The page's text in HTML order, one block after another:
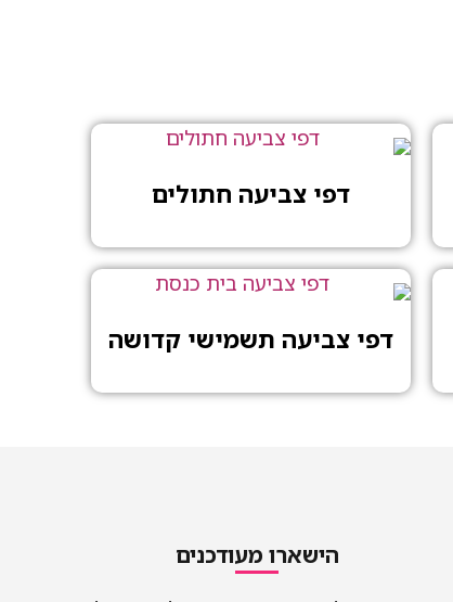
דפי צביעה חתולים
דפי צביעה תשמישי קדושה
הישארו מעודכנים